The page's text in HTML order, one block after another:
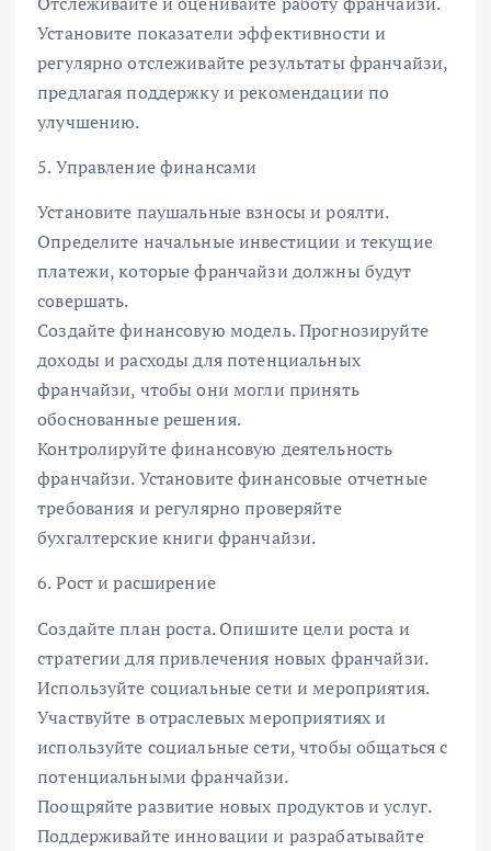
Установите показатели эффективности и
регулярно отслеживайте результаты франчайзи,
предлагая поддержку и рекомендации по
улучшению.
5. Управление финансами
Установите паушальные взносы и роялти.
Определите начальные инвестиции и текущие
платежи, которые франчайзи должны будут
совершать.
Создайте финансовую модель. Прогнозируйте
доходы и расходы для потенциальных
франчайзи, чтобы они могли принять
обоснованные решения.
Контролируйте финансовую деятельность
франчайзи. Установите финансовые отчетные
требования и регулярно проверяйте
бухгалтерские книги франчайзи.
6. Рост и расширение
Создайте план роста. Опишите цели роста и
стратегии для привлечения новых франчайзи.
Используйте социальные сети и мероприятия.
Участвуйте в отраслевых мероприятиях и
используйте социальные сети, чтобы общаться с
потенциальными франчайзи.
Поощряйте развитие новых продуктов и услуг.
Поддерживайте инновации и разрабатывайте